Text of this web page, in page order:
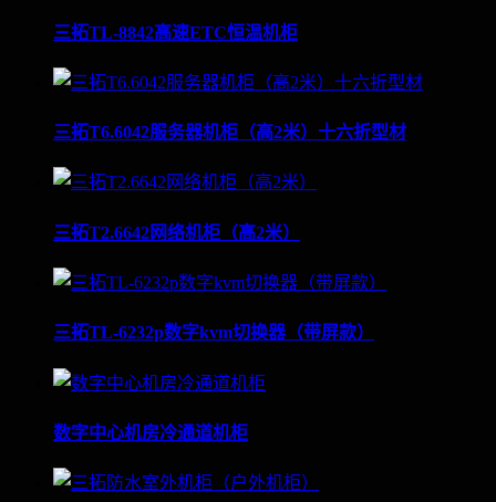
三拓TL-8842高速ETC恒温机柜
三拓T6.6042服务器机柜（高2米）十六折型材
三拓T2.6642网络机柜（高2米）
三拓TL-6232p数字kvm切换器（带屏款）
数字中心机房冷通道机柜